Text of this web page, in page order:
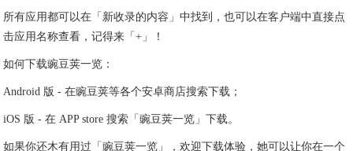
所有应用都可以在「新收录的内容」中找到，也可以在客户端中直接点
击应用名称查看，记得来「+」！
如何下载豌豆荚一览：
Android 版 - 在豌豆荚等各个安卓商店搜索下载；
iOS 版 - 在 APP store 搜索「豌豆荚一览」下载。
如果你还木有用过「豌豆荚一览」，欢迎下载体验，她可以让你在一个